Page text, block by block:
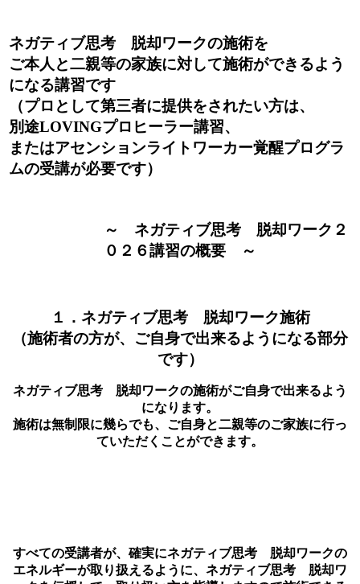
ネガティブ思考 脱却ワークの施術を
ご本人と二親等の家族に対して施術ができるよう
になる講習です
（プロとして第三者に提供をされたい方は、
別途LOVINGプロヒーラー講習、
またはアセンションライトワーカー覚醒プログラ
ムの受講が必要です）
～ ネガティブ思考 脱却ワーク２
０２６講習の概要 ～
１．ネガティブ思考 脱却ワーク施術
（施術者の方が、ご自身で出来るようになる部分
です）
ネガティブ思考 脱却ワークの施術がご自身で出来るよう
になります。
施術は無制限に幾らでも、ご自身と二親等のご家族に行っ
ていただくことができます。
すべての受講者が、確実にネガティブ思考 脱却ワークの
エネルギーが取り扱えるように、ネガティブ思考 脱却ワ